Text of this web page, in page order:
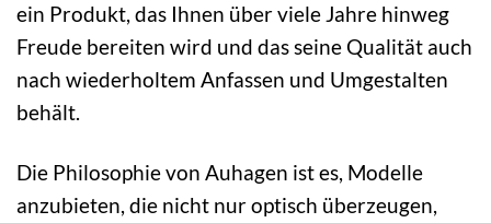
ein Produkt, das Ihnen über viele Jahre hinweg
Freude bereiten wird und das seine Qualität auch
nach wiederholtem Anfassen und Umgestalten
behält.
Die Philosophie von Auhagen ist es, Modelle
anzubieten, die nicht nur optisch überzeugen,